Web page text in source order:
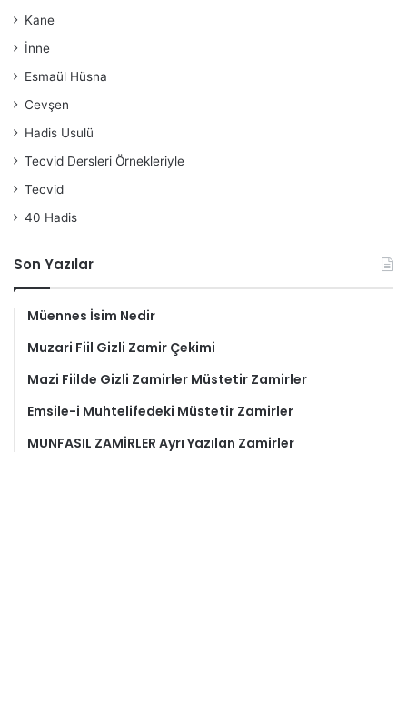
Kane
İnne
Esmaül Hüsna
Cevşen
Hadis Usulü
Tecvid Dersleri Örnekleriyle
Tecvid
40 Hadis
Son Yazılar
Müennes İsim Nedir
Muzari Fiil Gizli Zamir Çekimi
Mazi Fiilde Gizli Zamirler Müstetir Zamirler
Emsile-i Muhtelifedeki Müstetir Zamirler
MUNFASIL ZAMİRLER Ayrı Yazılan Zamirler